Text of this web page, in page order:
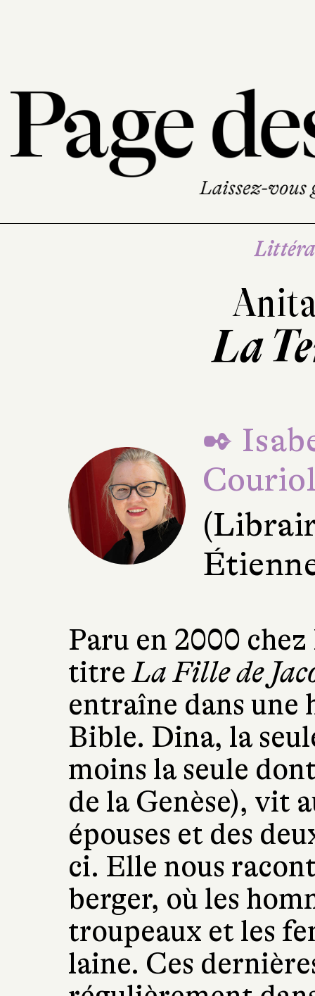
La
✒
Paru en 2000
titreLa Fille de
entraîne dans une
Bible. Dina, la
moins la seule
de la Genèse), vit
épouses et des
ci. Elle nous
berger, où les
troupeaux et les
laine. Ces